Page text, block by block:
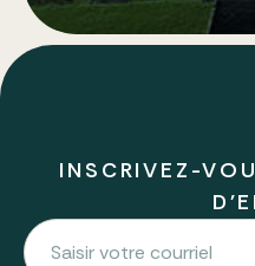
INSCRIVEZ-